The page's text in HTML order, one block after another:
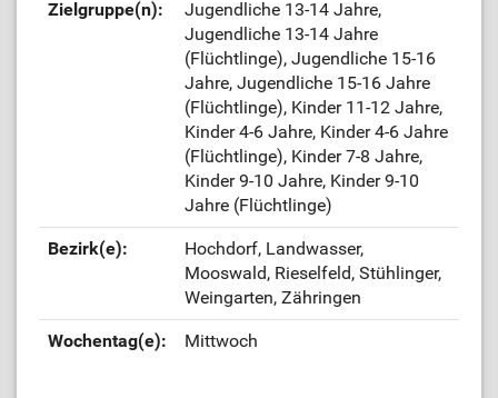
Sportstätten
Zielgruppe(n):
Jugendliche 13-14 Jahre,
Jugendliche 13-14 Jahre
(Flüchtlinge), Jugendliche 15-16
Jahre, Jugendliche 15-16 Jahre
(Flüchtlinge), Kinder 11-12 Jahre,
Kinder 4-6 Jahre, Kinder 4-6 Jahre
(Flüchtlinge), Kinder 7-8 Jahre,
Kinder 9-10 Jahre, Kinder 9-10
Jahre (Flüchtlinge)
Bezirk(e):
Hochdorf, Landwasser,
Mooswald, Rieselfeld, Stühlinger,
Weingarten, Zähringen
Wochentag(e): Mittwoch